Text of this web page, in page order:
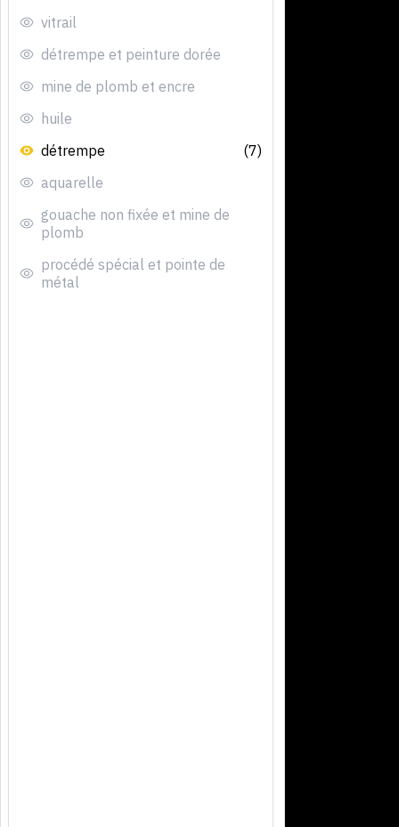
vitrail
détrempe et peinture dorée
mine de plomb et encre
huile
détrempe
(7)
aquarelle
gouache non fixée et mine de
plomb
procédé spécial et pointe de
métal